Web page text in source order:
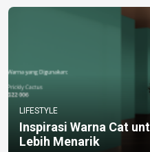
LIFESTYLE
Inspirasi Warna Cat
Lebih Menarik